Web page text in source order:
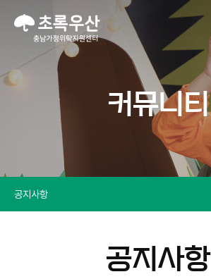
커뮤니티
공지사항
공지사항